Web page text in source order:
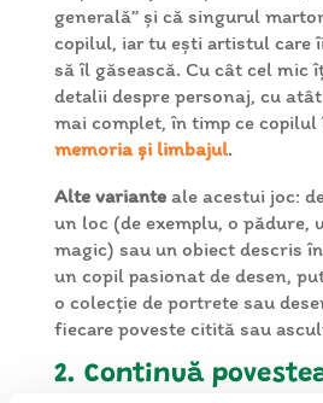
generală” și că singurul
copilul, iar tu ești artistul care
să îl găsească. Cu cât cel mic
detalii despre personaj, cu
mai complet, în timp ce copilul
memoria și limbajul.
Alte varianteale acestui joc:
un loc (de exemplu, o pădure,
magic) sau un obiect descris
un copil pasionat de desen,
o colecție de portrete sau
fiecare poveste citită sau
2. Continuă